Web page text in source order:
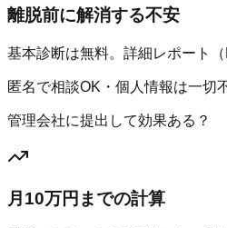
離脱前に解消する不安
基本診断は無料。詳細レポート
匿名で相談OK・個人情報は一切
管理会社に提出して効果ある？
月10万円までの計算